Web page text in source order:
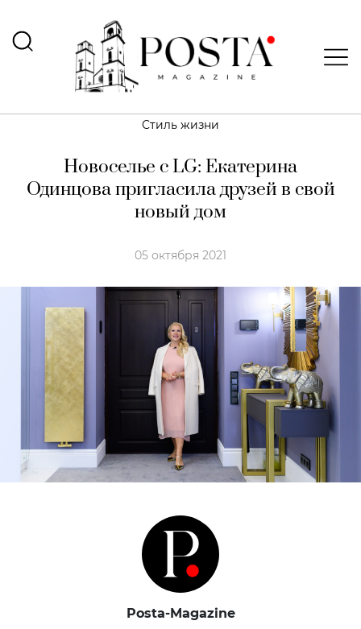
Стиль жизни
Новоселье с LG: Екатерина
Одинцова пригласила друзей в свой
новый дом
05 октября 2021
Posta-Magazine